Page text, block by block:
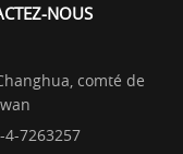
NOUS
comté de
4-7263257